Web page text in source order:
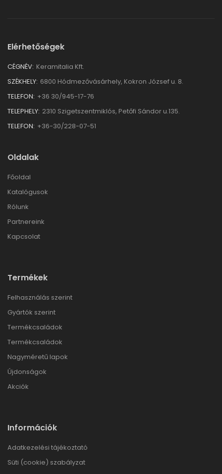
Elérhetőségek
CÉGNÉV: Keramitalia Kft.
SZÉKHELY: 6800 Hódmezővásárhely, Kokron József u. 8.
TELEFON: +36 30/945-17-76
TELEPHELY: 2310 Szigetszentmiklós, Petőfi Sándor u.135.
TELEFON: +36-30/228-07-51
Oldalak
Főoldal
Katalógusok
Rólunk
Partnereink
Kapcsolat
Termékek
Felhasználás szerint
Gyártók szerint
Termékcsaládok
Termékcsaládok
Nagyméretű lapok
Újdonságok
Akciók
Információk
Adatkezelési tájékoztató
Süti (cookie) szabályzat